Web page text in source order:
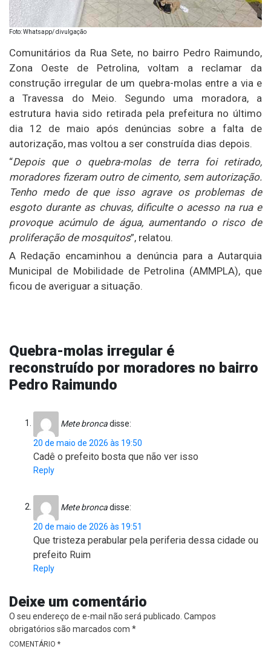
Foto: Whatsapp/ divulgação
Comunitários da Rua Sete, no bairro Pedro Raimundo,
Zona Oeste de Petrolina, voltam a reclamar da
construção irregular de um quebra-molas entre a via e
a Travessa do Meio. Segundo uma moradora, a
estrutura havia sido retirada pela prefeitura no último
dia 12 de maio após denúncias sobre a falta de
autorização, mas voltou a ser construída dias depois.
“Depois que o quebra-molas de terra foi retirado,
moradores fizeram outro de cimento, sem autorização.
Tenho medo de que isso agrave os problemas de
esgoto durante as chuvas, dificulte o acesso na rua e
provoque acúmulo de água, aumentando o risco de
proliferação de mosquitos”, relatou.
A Redação encaminhou a denúncia para a Autarquia
Municipal de Mobilidade de Petrolina (AMMPLA), que
ficou de averiguar a situação.
Quebra-molas irregular é
reconstruído por moradores no bairro
Pedro Raimundo
Mete broncadisse:
20 de maio de 2026 às 19:50
Cadê o prefeito bosta que não ver isso
Reply
Mete broncadisse:
20 de maio de 2026 às 19:51
Que tristeza perabular pela periferia dessa cidade ou
prefeito Ruim
Reply
Deixe um comentário
O seu endereço de e-mail não será publicado. Campos
obrigatórios são marcados com *
COMENTÁRIO *